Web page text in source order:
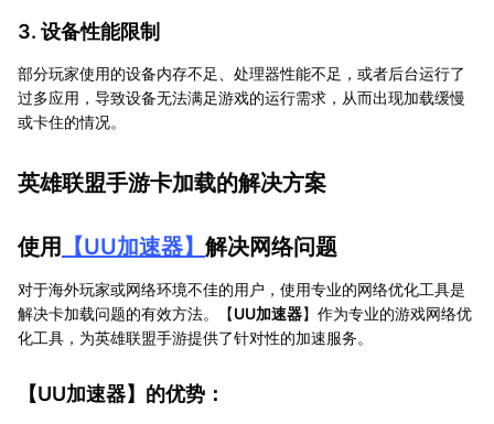
3. 设备性能限制
部分玩家使用的设备内存不足、处理器性能不足，或者后台运行了
过多应用，导致设备无法满足游戏的运行需求，从而出现加载缓慢
或卡住的情况。
英雄联盟手游卡加载的解决方案
使用 【UU加速器】 解决网络问题
对于海外玩家或网络环境不佳的用户，使用专业的网络优化工具是
解决卡加载问题的有效方法。【UU加速器】作为专业的游戏网络优
化工具，为英雄联盟手游提供了针对性的加速服务。
【UU加速器】的优势：